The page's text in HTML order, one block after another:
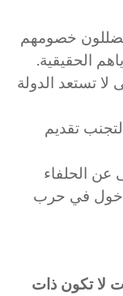
يضللون خصومهم
الحقيقية.
لا تستعد الدولة
تقديم
عن الحلفاء
في حرب
لا تكون ذات